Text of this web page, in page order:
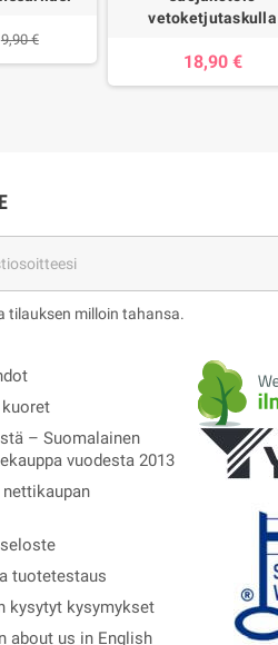
9,90 €
vetoketjutaskulla
18,90 €
tilauksen milloin tahansa.
– Suomalainen
vuodesta 2013
tuotetestaus
kysytyt kysymykset
about us in English